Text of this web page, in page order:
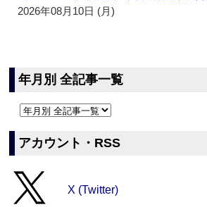
2026年08月10日 (月)
年月別 全記事一覧
アカウント・RSS
X (Twitter)